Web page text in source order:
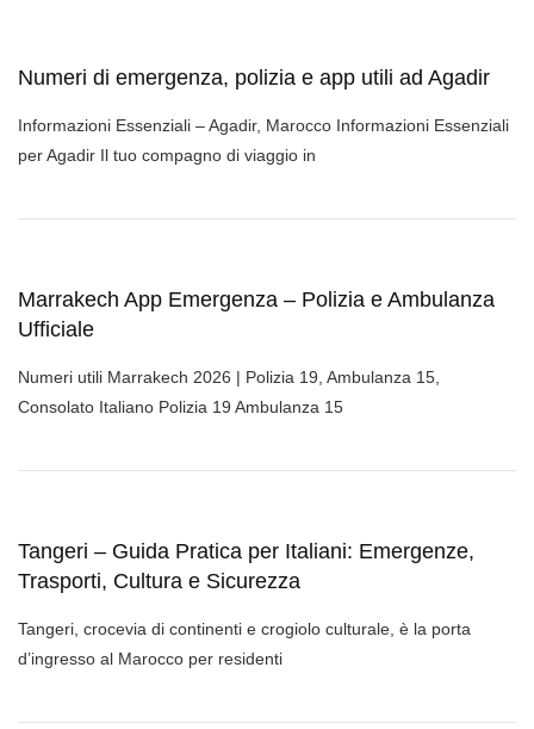
Numeri di emergenza, polizia e app utili ad Agadir
Informazioni Essenziali – Agadir, Marocco Informazioni Essenziali
per Agadir Il tuo compagno di viaggio in
Marrakech App Emergenza – Polizia e Ambulanza
Ufficiale
Numeri utili Marrakech 2026 | Polizia 19, Ambulanza 15,
Consolato Italiano Polizia 19 Ambulanza 15
Tangeri – Guida Pratica per Italiani: Emergenze,
Trasporti, Cultura e Sicurezza
Tangeri, crocevia di continenti e crogiolo culturale, è la porta
d’ingresso al Marocco per residenti